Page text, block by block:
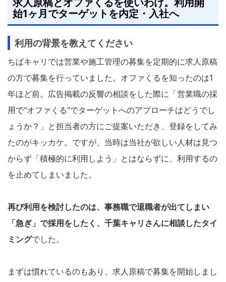
求人原稿とオファくるを使いわけ。利用開
始1ヶ月でターゲットを内定・入社へ
利用の背景を教えてください
ちばキャリでは営業や施工管理の募集を定期的に求人原稿
の方で募集を行っていました。オファくるを知ったのは1
年ほど前。広告掲載の反響の相談をした際に「営業職の採
用で"オファくる"でターゲットへのアプローチはどうでし
ょうか？」と担当者の方にご提案いただき、登録をしてみ
たのがキッカケ。ですが、当時は当社が欲しい人材は見つ
からず「積極的に利用しよう」とはならずに、利用するの
を止めてしまいました。
再び利用を検討したのは、事務職で退職者が出てしまい
「急ぎ」で採用をしたく、千葉キャリさんに相談したタイ
ミングでした。
まずは慣れているのもあり、求人原稿で募集を開始しまし